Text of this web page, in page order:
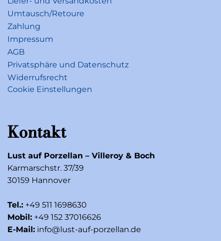
Umtausch/Retoure
Zahlung
Impressum
AGB
Privatsphäre und Datenschutz
Widerrufsrecht
Cookie Einstellungen
Kontakt
Lust auf Porzellan – Villeroy & Boch
Karmarschstr. 37/39
30159 Hannover
Tel.: +49 511 1698630
Mobil: +49 152 37016626
E-Mail: info@lust-auf-porzellan.de